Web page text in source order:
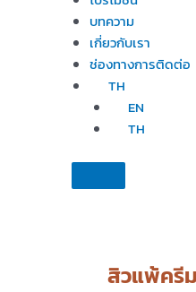
บทความ
เกี่ยวกับเรา
ช่องทางการติดต่อ
TH
EN
TH
สิวแพ้ครี